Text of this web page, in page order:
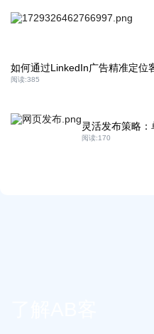
如何通过LinkedIn广告精准定位
阅读:385
灵活发布策略
阅读:170